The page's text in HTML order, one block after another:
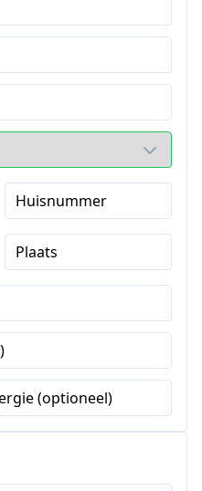
Huisnummer
Plaats
(optioneel)